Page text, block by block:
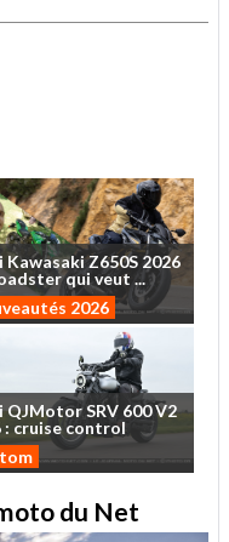
Kawasaki Z650S 2026
quiveut ...
2026
QJMotorSRV 600V2
: cruise control
du Net